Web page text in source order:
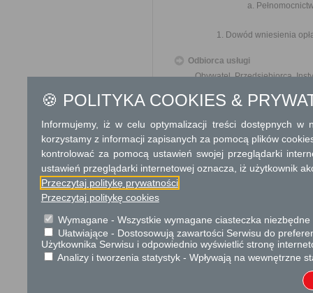
Dowód wniesienia
Odbiorca usługi
Obywatel, Przedsiębiorca,
Termin załatwienia sprawy
od dnia złożenia
dokonania określonych
strony albo z przyczyn
Opłata
Opłaty skarbowe w kwocie:
47 zł za zatwierdzenie
oraz opłatę za pozwolenie
🍪 POLITYKA COOKIES &
Informujemy, iż w celu optymalizacji treści dostępnych w
korzystamy z informacji zapisanych za pomocą plików
kontrolować za pomocą ustawień swojej przeglądarki
ustawień przeglądarki internetowej oznacza, iż użytkownik
Przeczytaj politykę prywatności
Przeczytaj politykę cookies
Wymagane - Wszystkie wymagane ciasteczka
Ułatwiające - Dostosowują zawartości Serwisu do
Użytkownika Serwisu i odpowiednio wyświetlić stronę
Analizy i tworzenia statystyk - Wpływają na wewnętrzne